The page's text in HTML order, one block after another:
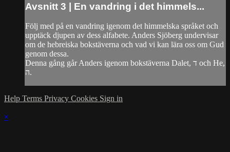
Avsnitt 3 | En vandring i det himmels...
Följ med på en vandring igenom det himmelska språket och
upptäck djupen av dess alfabete. Anders Sjöberg undervisar
om de hebreiska bokstäverna och vad vi kan lära oss om Gud
genom dessa.
Denna gång går Anders igenom bokstäverna Dalet, ד och He,
ה.
Help Terms Privacy Cookies Sign in
×